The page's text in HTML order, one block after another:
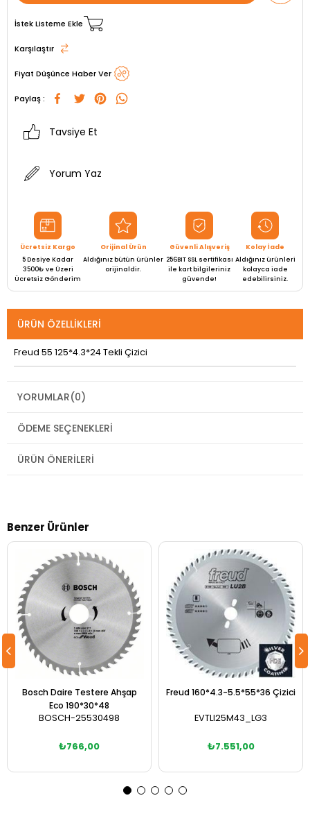
İstek Listeme Ekle
Karşılaştır
Fiyat Düşünce Haber Ver
Paylaş :
Tavsiye Et
Yorum Yaz
Ücretsiz Kargo
5 Desiye Kadar
3500₺ ve Üzeri
Ücretsiz Gönderim
Orijinal Ürün
Aldığınız bütün ürünler
orijinaldir.
Güvenli Alışveriş
256BIT SSL sertifikası
ile kart bilgileriniz
güvende!
Kolay İade
Aldığınız ürünleri
kolayca iade
edebilirsiniz.
ÜRÜN ÖZELLIKLERI
Freud 55 125*4.3*24 Tekli Çizici
YORUMLAR(0)
ÖDEME SEÇENEKLERI
ÜRÜN ÖNERILERI
Benzer Ürünler
Bosch Daire Testere Ahşap
Eco 190*30*48
BOSCH-25530498
₺766,00
Freud 160*4.3-5.5*55*36 Çizici
EVTLI25M43_LG3
₺7.551,00